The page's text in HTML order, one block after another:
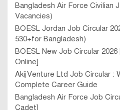
Bangladesh Air Force Civilian
Vacancies)
BOESL Jordan Job Circular
530+for Bangladesh)
BOESL New Job Circular
Online]
Akij Venture Ltd Job Circular :
Complete Career Guide
Bangladesh Air Force Job
Cadet]